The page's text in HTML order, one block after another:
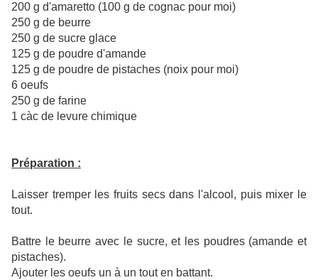
200 g d'amaretto (100 g de cognac pour moi)
250 g de beurre
250 g de sucre glace
125 g de poudre d'amande
125 g de poudre de pistaches (noix pour moi)
6 oeufs
250 g de farine
1 càc de levure chimique
Préparation :
Laisser tremper les fruits secs dans l'alcool, puis mixer le
tout.
Battre le beurre avec le sucre, et les poudres (amande et
pistaches).
Ajouter les oeufs un à un tout en battant.